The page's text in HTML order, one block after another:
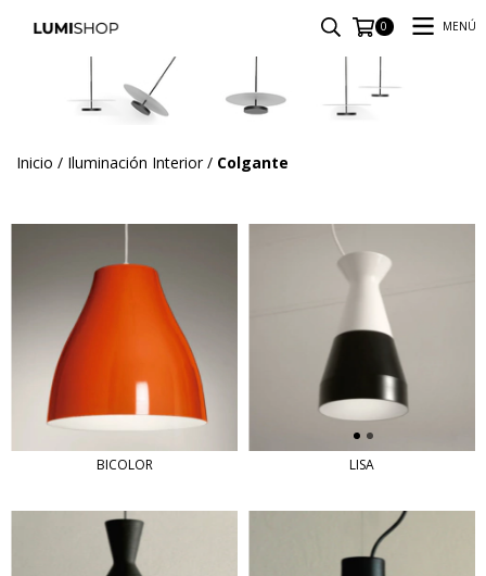
0 MENÚ
Inicio / Iluminación Interior / Colgante
BICOLOR LISA